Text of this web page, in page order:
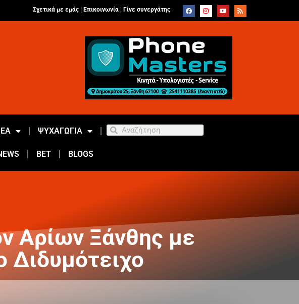
Σχετικά με εμάς | Επικοινωνία Γίνε συνεργάτης
ΨΥΧΑΓΩΓΙΑ
BET BLOGS
Αρίων Ξάνθης με
Διδυμότειχο